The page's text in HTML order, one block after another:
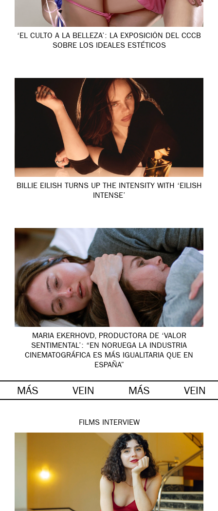
‘EL CULTO A LA BELLEZA’: LA EXPOSICIÓN DEL CCCB
SOBRE LOS IDEALES ESTÉTICOS
BILLIE EILISH TURNS UP THE INTENSITY WITH ‘EILISH
INTENSE’
MARIA EKERHOVD, PRODUCTORA DE ‘VALOR
SENTIMENTAL’: “EN NORUEGA LA INDUSTRIA
CINEMATOGRÁFICA ES MÁS IGUALITARIA QUE EN
ESPAÑA”
MÁS VEIN MÁS VEIN
FILMS INTERVIEW